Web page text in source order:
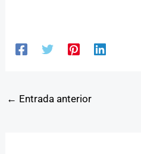
← Entrada anterior